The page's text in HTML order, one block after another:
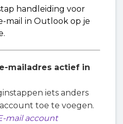
handleiding voor
mail in Outlook op je
mailadres actief in
iets anders
toe te voegen.
mail account